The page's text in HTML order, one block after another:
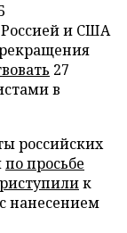
и США
27
в
российских
по просьбе
к
нанесением